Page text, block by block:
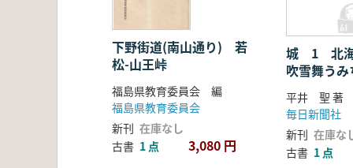
下野街道(南山通り) 若
松-山王峠
福島県教育委員会 編
福島県教育委員会
新刊 在庫なし
古書 1 点 3,080 円
城 1 北
吹雪舞う
城 600
平井 聖 著
毎日新聞社
新刊 在庫な
古書 1 点